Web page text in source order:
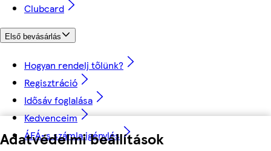
Adatvédelmi beállítások
Clubcard
Első bevásárlás
Hogyan rendelj tőlünk?
Regisztráció
Idősáv foglalása
Kedvenceim
ÁFÁ-s számla igénylés